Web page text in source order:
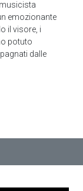
emozionante
il visore, i
potuto
dalle